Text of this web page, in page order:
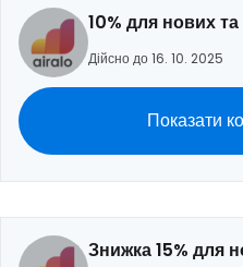
10% для нових та
Дійсно до 16. 10. 2025
Показати
Знижка 15% для